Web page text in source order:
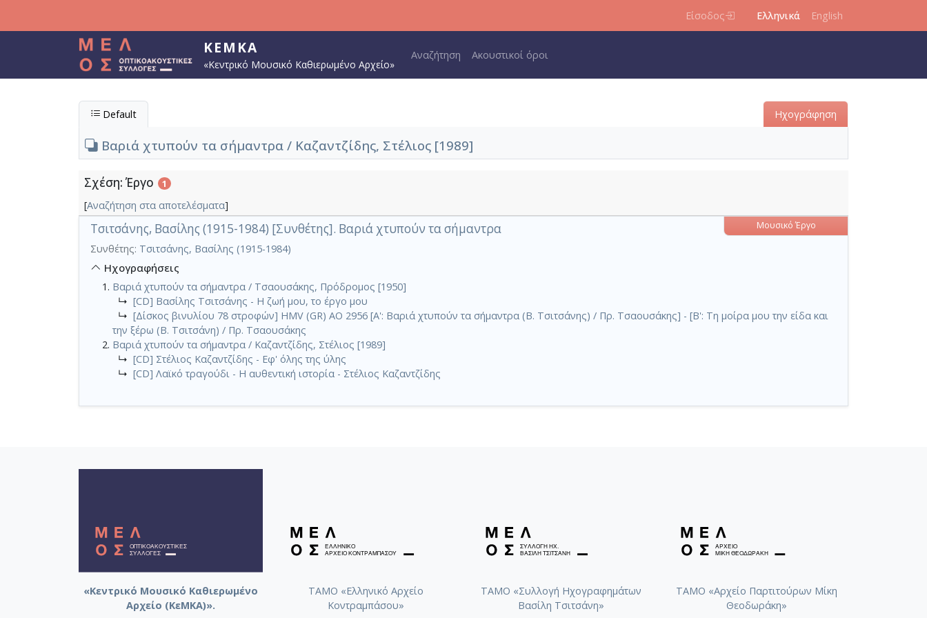
Είσοδος Ελληνικά English
ΚΕΜΚΑ
«Κεντρικό Μουσικό Καθιερωμένο Αρχείο»
Main navigation
Αναζήτηση Ακουστικοί όροι
Default Ηχογράφηση
Βαριά χτυπούν τα σήμαντρα / Καζαντζίδης, Στέλιος [1989]
Σχέση: Έργο 1
[Αναζήτηση στα αποτελέσματα]
Τσιτσάνης, Βασίλης (1915-1984) [Συνθέτης]. Βαριά χτυπούν τα σήμαντρα Μουσικό Έργο
Συνθέτης: Τσιτσάνης, Βασίλης (1915-1984)
Ηχογραφήσεις
Βαριά χτυπούν τα σήμαντρα / Τσαουσάκης, Πρόδρομος [1950]
↳ [CD] Βασίλης Τσιτσάνης - Η ζωή μου, το έργο μου
↳ [Δίσκος βινυλίου 78 στροφών] HMV (GR) AO 2956 [Α': Βαριά χτυπούν τα σήμαντρα (Β. Τσιτσάνης) / Πρ. Τσαουσάκης] - [Β': Τη μοίρα μου την είδα και
την ξέρω (Β. Τσιτσάνη) / Πρ. Τσαουσάκης
Βαριά χτυπούν τα σήμαντρα / Καζαντζίδης, Στέλιος [1989]
↳ [CD] Στέλιος Καζαντζίδης - Εφ' όλης της ύλης
↳ [CD] Λαϊκό τραγούδι - Η αυθεντική ιστορία - Στέλιος Καζαντζίδης
«Κεντρικό Μουσικό Καθιερωμένο
Αρχείο (ΚεΜΚΑ)».
ΤΑΜΟ «Ελληνικό Αρχείο
Κοντραμπάσου»
ΤΑΜΟ «Συλλογή Ηχογραφημάτων
Βασίλη Τσιτσάνη»
ΤΑΜΟ «Αρχείο Παρτιτούρων Μίκη
Θεοδωράκη»